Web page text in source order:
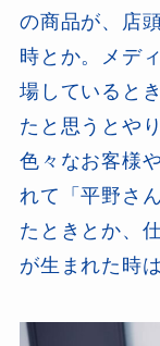
の商品が、店
時とか。メデ
場していると
たと思うとや
色々なお客様
れて「平野さ
たときとか、
が生まれた時